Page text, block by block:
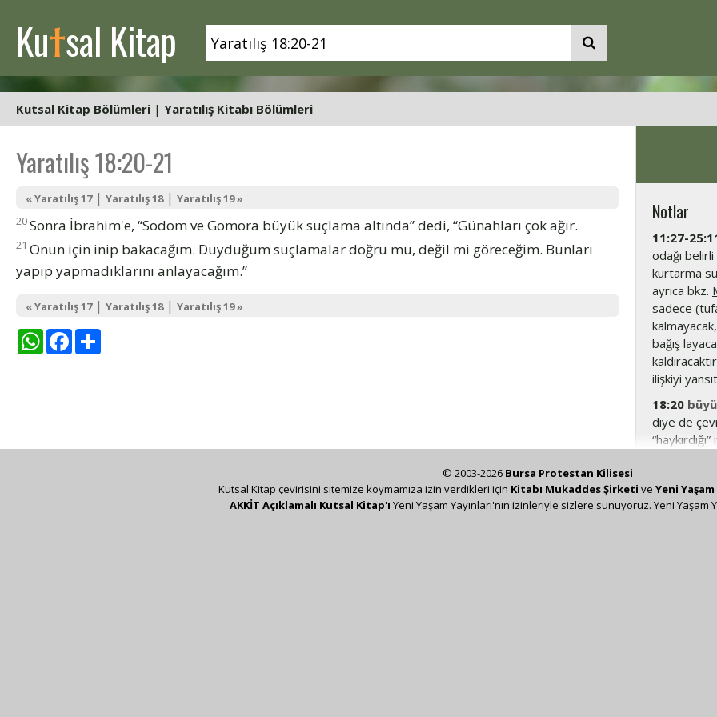
Kutsal Kitap
Kutsal Kitap Bölümleri | Yaratılış Kitabı Bölümleri
Yaratılış 18:20-21
« Yaratılış 17| Yaratılış 18| Yaratılış 19 »
20Sonra İbrahim'e, “Sodom ve Gomora büyük suçlama altında” dedi, “Günahları çok ağır.
21 Onun için inip bakacağım. Duyduğum suçlamalar doğru mu, değil mi göreceğim. Bunları
yapıp yapmadıklarını anlayacağım.”
« Yaratılış 17| Yaratılış 18| Yaratılış 19 »
WhatsAppFacebook
Notlar
11:27-
odağı
kurtarma
ayrıca bkz.
sadece
bağış
ilişkiyi
18:20
diye de
18:21Bu
kadar
© 2003-2026 Bursa Protestan Kilisesi
Kutsal Kitap çevirisini sitemize koymamıza izin verdikleri için Kitabı Mukaddes Şirketi ve Yeni Yaşam
AKKİT Açıklamalı Kutsal Kitap'ı Yeni Yaşam Yayınları'nın izinleriyle sizlere sunuyoruz. Yeni Yaşam